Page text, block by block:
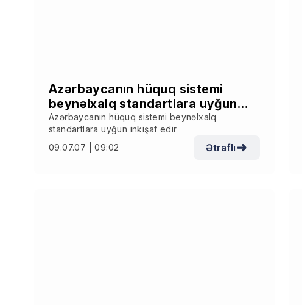
Azərbaycanın hüquq sistemi
beynəlxalq standartlara uyğun
inkişaf edir
Azərbaycanın hüquq sistemi beynəlxalq
standartlara uyğun inkişaf edir
09.07.07 | 09:02
Ətraflı